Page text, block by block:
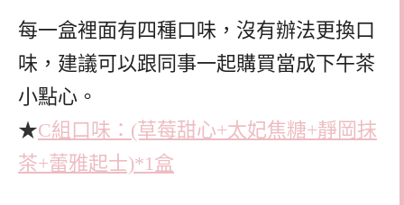
每一盒裡面有四種口味，沒有辦法更換口
味，建議可以跟同事一起購買當成下午茶
小點心。
★C組口味：(草莓甜心+太妃焦糖+靜岡抹
茶+蕾雅起士)*1盒